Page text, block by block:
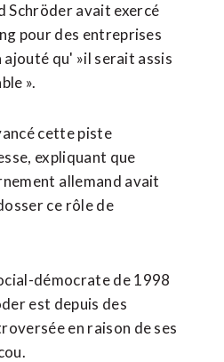
Schröder avait exercé
pour des entreprises
ajouté qu' »il serait assis
».
cette piste
expliquant que
⁠allemand avait
ce ⁠rôle de
démocrate de 1998
est depuis des
en raison de ses